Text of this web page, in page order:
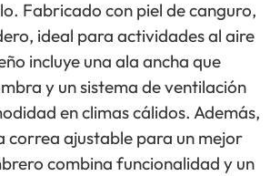
Fabricado con piel de canguro,
ideal para actividades al aire
incluye una ala ancha que
y un sistema de ventilación
en climas cálidos. Además,
correa ajustable para un mejor
combina funcionalidad y un